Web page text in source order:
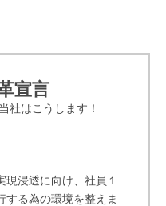
宣言
社はこうします！
浸透に向け、社員１
する為の環境を整えま